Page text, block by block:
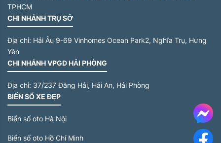
TPHCM
CHI NHÁNH TRỤ SỞ
Địa chỉ: Hải Âu 9-69 Vinhomes Ocean Park2, Nghĩa Trụ, Hưng
Yên
CHI NHÁNH VPGD HẢI PHÒNG
Địa chỉ: 37/237 Đằng Hải, Hải An, Hải Phòng
BIỂN SỐ XE ĐẸP
Biển số oto Hà Nội
Biển số oto Hồ Chí Minh